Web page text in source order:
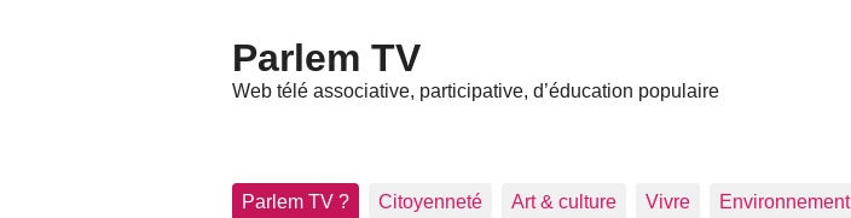
Parlem TV
Web télé associative, participative, d’éducation populaire
Parlem TV ? Citoyenneté Art & culture Vivre Environnement